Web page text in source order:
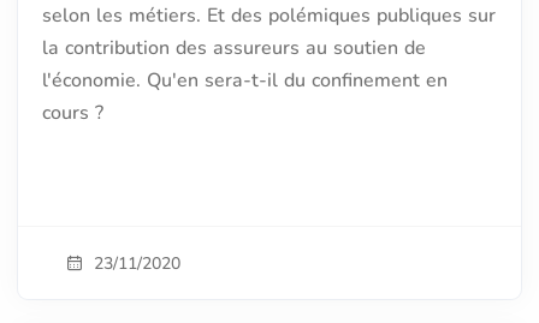
selon les métiers. Et des polémiques publiques sur
la contribution des assureurs au soutien de
l'économie. Qu'en sera-t-il du confinement en
cours ?
23/11/2020